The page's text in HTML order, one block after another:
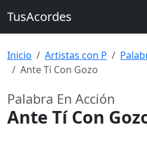
TusAcordes
Inicio Artistas con P
Ante Tí Con Gozo
Palabra En Acción
Ante Tí Con